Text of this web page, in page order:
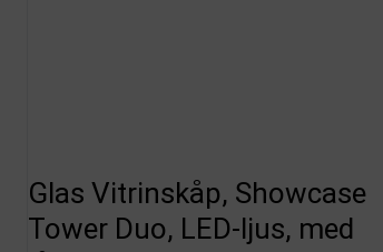
Glas Vitrinskåp, Showcase
Tower Duo, LED-ljus, med